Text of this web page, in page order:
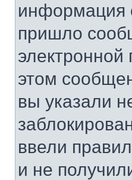
информация
пришло
электронной
этом
вы указали
ввели
и не